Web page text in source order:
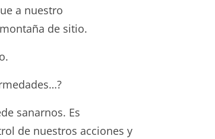
a nuestro
de sitio.
sanarnos. Es
de nuestros acciones y